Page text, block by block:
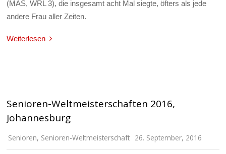
(MAS, WRL 3), die insgesamt acht Mal siegte, öfters als jede
andere Frau aller Zeiten.
Weiterlesen
Senioren-Weltmeisterschaften 2016,
Johannesburg
Senioren, Senioren-Weltmeisterschaft 26. September, 2016